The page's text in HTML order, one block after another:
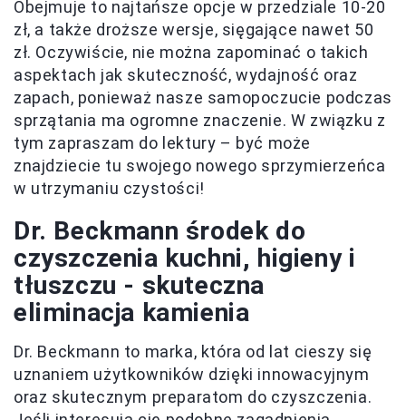
Obejmuje to najtańsze opcje w przedziale 10-20
zł, a także droższe wersje, sięgające nawet 50
zł. Oczywiście, nie można zapominać o takich
aspektach jak skuteczność, wydajność oraz
zapach, ponieważ nasze samopoczucie podczas
sprzątania ma ogromne znaczenie. W związku z
tym zapraszam do lektury – być może
znajdziecie tu swojego nowego sprzymierzeńca
w utrzymaniu czystości!
Dr. Beckmann środek do
czyszczenia kuchni, higieny i
tłuszczu - skuteczna
eliminacja kamienia
Dr. Beckmann to marka, która od lat cieszy się
uznaniem użytkowników dzięki innowacyjnym
oraz skutecznym preparatom do czyszczenia.